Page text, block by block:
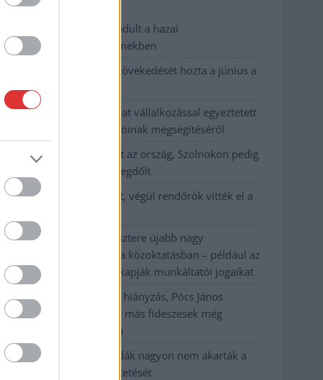
habos isler?
Országos ellenőrzés indult a hazai
akkumulátoripari üzemekben
Az idei év leglassabb növekedését hozta a június a
kiskereskedelemben
Györfi Mihály több tucat vállalkozással egyeztetett
a kerékpárgyár dolgozóinak megsegítéséről
41 fok fölé forrósodott az ország, Szolnokon pedig
egy másik rekord is megdőlt
Egy telefonhívást akart, végül rendőrök vitték el a
A Tisza kormány minisztere újabb nagy
változásokról döntött a közoktatásban – például az
iskolaigazgatók visszakapják munkáltatói jogaikat
Sok volt az igazolatlan hiányzás, Pócs János
fizetéslevonást kapott, más fideszesek még
kevesebbet vittek haza
A Szolnok megyei gazdák nagyon nem akarták a
JÉGER további üzemeltetését